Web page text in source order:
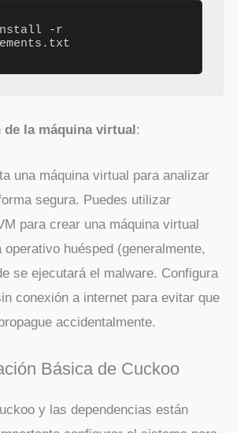
-r
la máquina virtual:
una máquina virtual para analizar
segura. Puedes utilizar
para crear una máquina virtual
huésped (generalmente,
se ejecutará el malware. Configura
conexión a internet para evitar que
accidentalmente.
Básica de Cuckoo
y las dependencias están